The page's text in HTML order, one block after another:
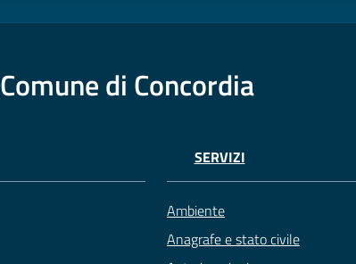
Comune di Concordia
SERVIZI
Ambiente
Anagrafe e stato civile